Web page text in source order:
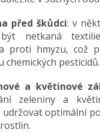
před škůdci: v
netkaná
proti hmyzu, což
chemických pesticidů.
a květinové
zeleniny a
udržovat optimální